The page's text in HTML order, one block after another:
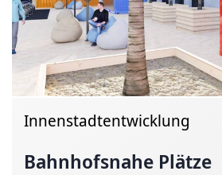
Innenstadtentwicklung
Bahnhofsnahe Plätze